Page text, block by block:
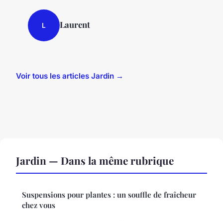
L Laurent
Voir tous les articles Jardin →
Jardin — Dans la même rubrique
Suspensions pour plantes : un souffle de fraîcheur
chez vous